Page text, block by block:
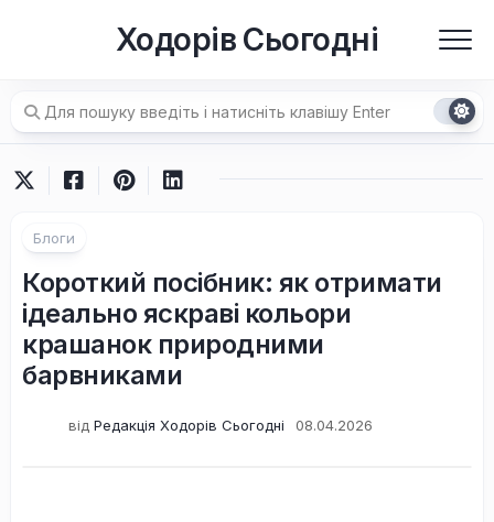
Ходорів Сьогодні
Блоги
Короткий посібник: як отримати
ідеально яскраві кольори
крашанок природними
барвниками
від Редакція Ходорів Сьогодні 08.04.2026